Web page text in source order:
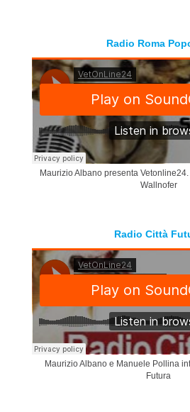
Radio Roma
Maurizio Albano presenta
Wallnofer
Radio Città
Maurizio Albano e Manuele Pollina
Futura